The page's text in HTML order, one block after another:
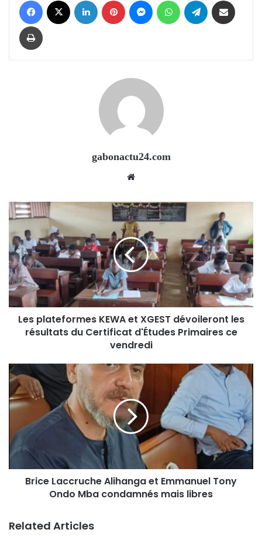
Print
gabonactu24.com
Les plateformes KEWA et XGEST dévoileront les
résultats du Certificat d'Études Primaires ce
vendredi
Brice Laccruche Alihanga et Emmanuel Tony
Ondo Mba condamnés mais libres
Related Articles